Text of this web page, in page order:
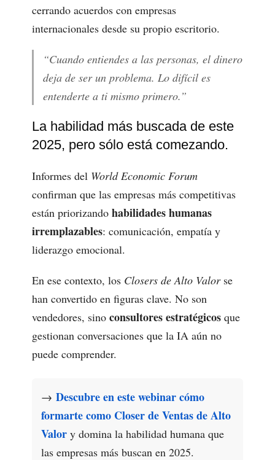
cerrando acuerdos con empresas
internacionales desde su propio escritorio.
“Cuando entiendes a las personas, el dinero
deja de ser un problema. Lo difícil es
entenderte a ti mismo primero.”
La habilidad más buscada de este
2025, pero sólo está comezando.
Informes del World Economic Forum
confirman que las empresas más competitivas
están priorizandohabilidades humanas
irremplazables: comunicación, empatía y
liderazgo emocional.
En ese contexto, los Closers de Alto Valorse
han convertido en figuras clave. No son
vendedores, sinoconsultores estratégicos que
gestionan conversaciones que la IA aún no
puede comprender.
→Descubre en este webinar cómo
formarte como Closer de Ventas de Alto
Valor y domina la habilidad humana que
las empresas más buscan en 2025.